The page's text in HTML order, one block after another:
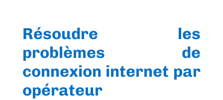
Résoudre les
problèmes de
connexion internet par
opérateur